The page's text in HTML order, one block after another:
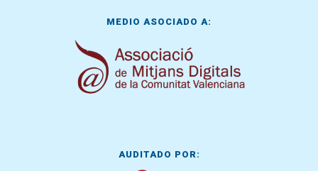
MEDIO ASOCIADO A:
AUDITADO POR: